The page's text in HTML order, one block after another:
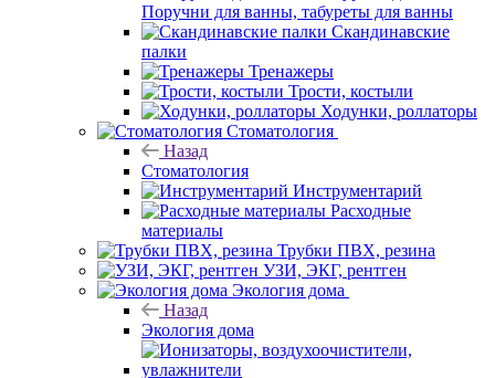
Поручни для ванны, табуреты для ванны
Скандинавские
палки
Тренажеры
Трости, костыли
Ходунки, роллаторы
Стоматология
Назад
Стоматология
Инструментарий
Расходные
материалы
Трубки ПВХ, резина
УЗИ, ЭКГ, рентген
Экология дома
Назад
Экология дома